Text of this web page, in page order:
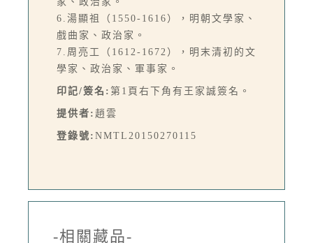
6.湯顯祖（1550-1616），明朝文學家、
戲曲家、政治家。
7.周亮工（1612-1672），明末清初的文
學家、政治家、軍事家。
印記/簽名: 第1頁右下角有王家誠簽名。
提供者: 趙雲
登錄號: NMTL20150270115
-相關藏品-